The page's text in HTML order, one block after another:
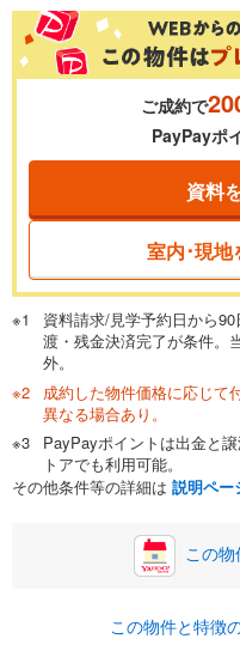
金利
0.01%
一般的には最長35年まで
が完済時の年齢は80歳ま
閉じる
頭金
0万円
自己資金から住宅購入に
い。一般的には物件価格
閉じる
ボーナス
0円
ナス時の増額分（1回分
ご成約で
PayPayポ
資料
室内･現地
資料請求/見学予約日から
渡・残金決済完了が条件。
外。
成約した物件価格に応じて
異なる場合あり。
PayPayポイントは出金と
トアでも利用可能。
その他条件等の詳細は 説明ペー
この
この物件と特徴